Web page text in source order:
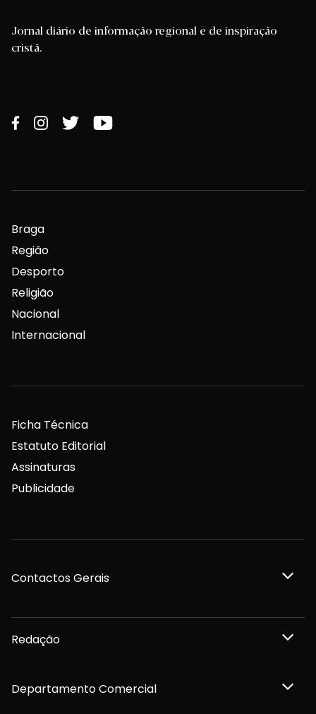
Jornal diário de informação regional e de inspiração
cristã.
Braga
Região
Desporto
Religião
Nacional
Internacional
Ficha Técnica
Estatuto Editorial
Assinaturas
Publicidade
Contactos Gerais
Redação
Departamento Comercial